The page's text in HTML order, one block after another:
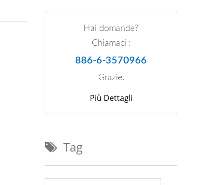
Hai domande?
Chiamaci :
886-6-3570966
Grazie.
Più Dettagli
Tag